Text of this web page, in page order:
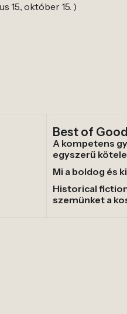
15., október 15. )
Best of
A kompetens
egyszerű
Mi a boldog és
Historical
szemünket a